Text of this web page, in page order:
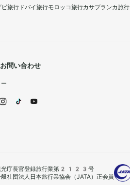
ビ旅行 ドバイ旅行モロッコ旅行カサブランカ旅行
問い合わせ
光庁長官登録旅行業第2123号
社団法人日本旅行業協会（JATA）正会員